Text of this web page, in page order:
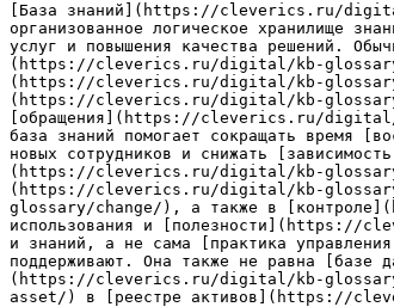
[База знаний](https://cleverics.ru/
организованное логическое
услуг и повышения качества решений.
(https://cleverics.ru/digital/kb-glossary/
(https://cleverics.ru/digital/kb-glossary/
(https://cleverics.ru/digital/kb-glossary/
[обращения](https://cleverics.ru/
база знаний помогает сокращать
новых сотрудников и снижать
(https://cleverics.ru/digital/kb-glossary/
(https://cleverics.ru/digital/kb-
glossary/change/), а также в
использования и [полезности](https://
и знаний, а не сама [практика
поддерживают. Она также не равна
(https://cleverics.ru/digital/kb-glossary/
asset/) в [реестре активов](https://